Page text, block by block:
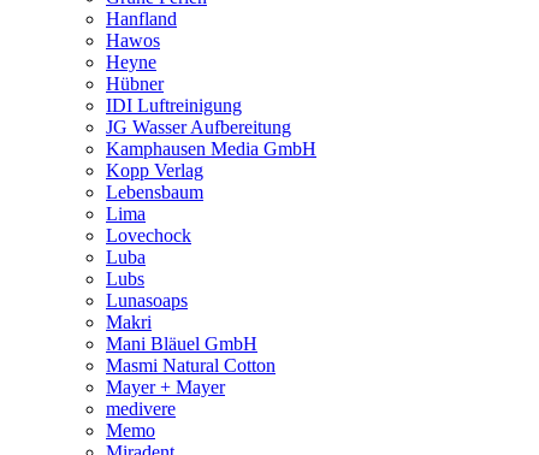
Hanfland
Hawos
Heyne
Hübner
IDI Luftreinigung
JG Wasser Aufbereitung
Kamphausen Media GmbH
Kopp Verlag
Lebensbaum
Lima
Lovechock
Luba
Lubs
Lunasoaps
Makri
Mani Bläuel GmbH
Masmi Natural Cotton
Mayer + Mayer
medivere
Memo